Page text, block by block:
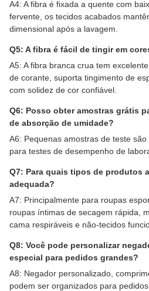
A4: A fibra é fixada a quente com
fervente, os tecidos acabados
dimensional após a lavagem.
Q5: A fibra é fácil de tingir em
A5: A fibra branca crua tem
de corante, suporta tingimento de
com solidez de cor confiável.
Q6: Posso obter amostras grátis
de absorção de umidade?
A6: Pequenas amostras de teste
para testes de desempenho de
Q7: Para quais tipos de produtos
adequada?
A7: Principalmente para roupas
roupas íntimas de secagem rápida,
cama respiráveis ​​e não-tecidos
Q8: Você pode personalizar
especial para pedidos grandes?
A8: Negador personalizado,
podem ser organizados para